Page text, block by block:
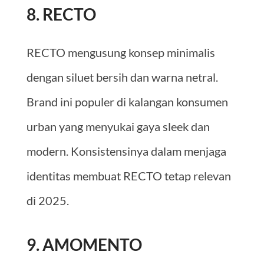
8. RECTO
RECTO mengusung konsep minimalis
dengan siluet bersih dan warna netral.
Brand ini populer di kalangan konsumen
urban yang menyukai gaya sleek dan
modern. Konsistensinya dalam menjaga
identitas membuat RECTO tetap relevan
di 2025.
9. AMOMENTO